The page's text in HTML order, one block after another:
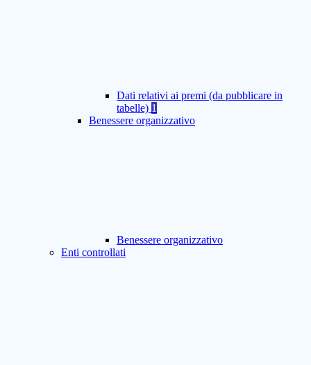
Dati relativi ai premi (da pubblicare in
tabelle) 1
Benessere organizzativo
Benessere organizzativo
Enti controllati